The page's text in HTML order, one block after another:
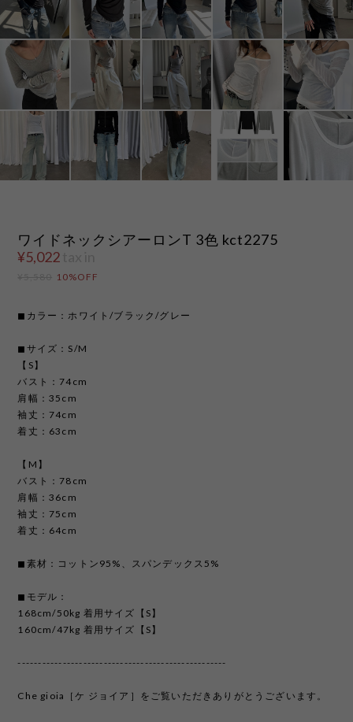
ワイドネックシアーロンT 3色 kct2275
¥5,022
10%OFF
◼︎カラー：ホワイト/ブラック/グレー
◼︎サイズ：S/M
【S】
バスト：74cm
肩幅：35cm
袖丈：74cm
着丈：63cm
【M】
バスト：78cm
肩幅：36cm
袖丈：75cm
着丈：64cm
◼︎素材：コットン95%、スパンデックス5%
◼︎モデル：
168cm/50kg 着用サイズ【S】
160cm/47kg 着用サイズ【S】
---------------------------------------------------
Che gioia［ケ ジョイア］をご覧いただきありがとうございます。